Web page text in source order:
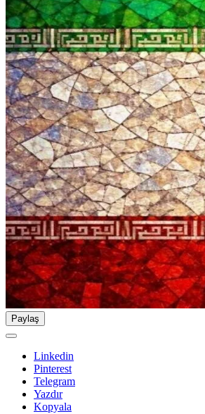
Paylaş
Linkedin
Pinterest
Telegram
Yazdır
Kopyala